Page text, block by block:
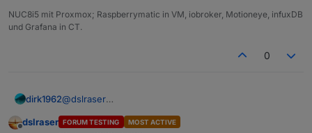
umbauen.
NUC8i5 mit Proxmox; Raspberrymatic in VM, iobroker, Motioneye, infuxDB
und Grafana in CT.
0
dirk1962@dslraser
Corona hat man leider mehr Zeit, als einem lieb ist.
dslraser FORUM TESTING MOST ACTIVE